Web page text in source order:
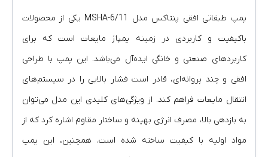
پمپ طبقاتی افقی پنتاکس مدل MSHA-6/11 یکی از محصولات
باکیفیت و کاربردی در زمینه پمپاژ مایعات است که برای
کاربردهای صنعتی و خانگی ایده‌آل می‌باشد. این پمپ با طراحی
افقی و چند پروانه‌ای، قادر است فشار بالایی را در سیستم‌های
انتقال مایعات فراهم کند. از ویژگی‌های کلیدی این مدل می‌توان
به بازدهی بالا، مصرف انرژی بهینه و ساختار مقاوم اشاره کرد که از
مواد اولیه با کیفیت ساخته شده است. همچنین، این پمپ